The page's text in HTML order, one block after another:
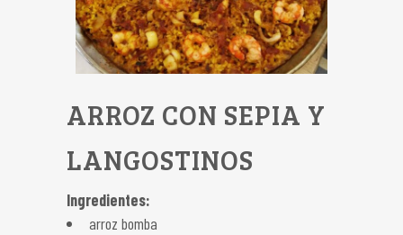
ARROZ CON SEPIA Y
LANGOSTINOS
Ingredientes:
arroz bomba